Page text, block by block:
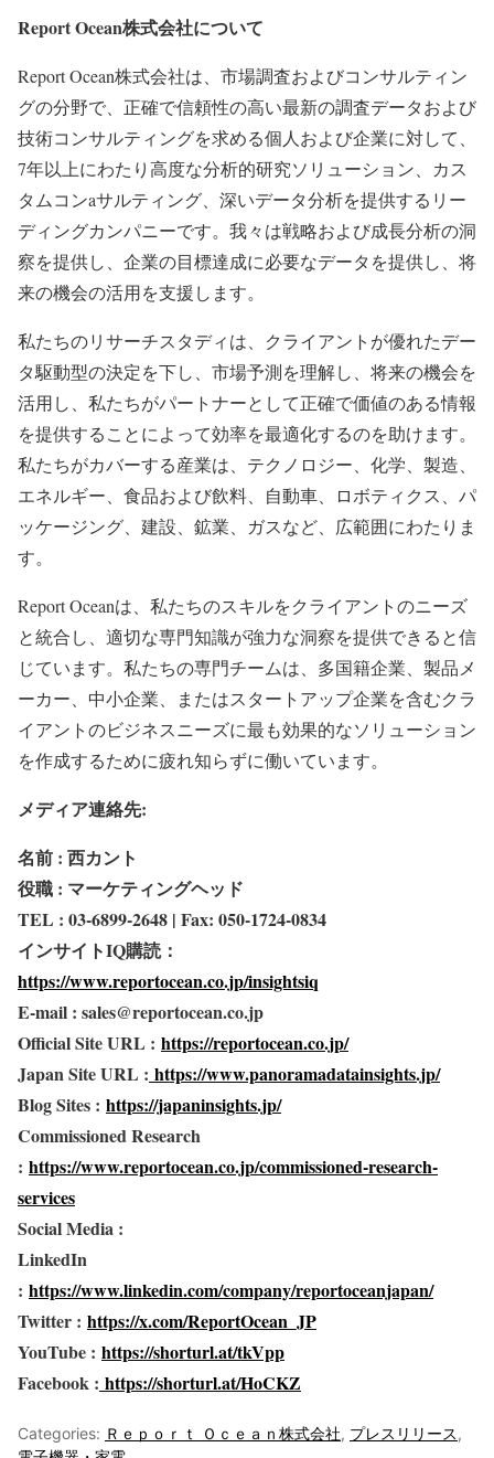
Report Ocean株式会社について
Report Ocean株式会社は、市場調査およびコンサルティン
グの分野で、正確で信頼性の高い最新の調査データおよび
技術コンサルティングを求める個人および企業に対して、
7年以上にわたり高度な分析的研究ソリューション、カス
タムコンaサルティング、深いデータ分析を提供するリー
ディングカンパニーです。我々は戦略および成長分析の洞
察を提供し、企業の目標達成に必要なデータを提供し、将
来の機会の活用を支援します。
私たちのリサーチスタディは、クライアントが優れたデー
タ駆動型の決定を下し、市場予測を理解し、将来の機会を
活用し、私たちがパートナーとして正確で価値のある情報
を提供することによって効率を最適化するのを助けます。
私たちがカバーする産業は、テクノロジー、化学、製造、
エネルギー、食品および飲料、自動車、ロボティクス、パ
ッケージング、建設、鉱業、ガスなど、広範囲にわたりま
す。
Report Oceanは、私たちのスキルをクライアントのニーズ
と統合し、適切な専門知識が強力な洞察を提供できると信
じています。私たちの専門チームは、多国籍企業、製品メ
ーカー、中小企業、またはスタートアップ企業を含むクラ
イアントのビジネスニーズに最も効果的なソリューション
を作成するために疲れ知らずに働いています。
メディア連絡先:
名前 : 西カント
役職 : マーケティングヘッド
TEL : 03-6899-2648 | Fax: 050-1724-0834
インサイトIQ購読：
https://www.reportocean.co.jp/insightsiq
E-mail : sales@reportocean.co.jp
Official Site URL : https://reportocean.co.jp/
Japan Site URL : https://www.panoramadatainsights.jp/
Blog Sites : https://japaninsights.jp/
Commissioned Research
: https://www.reportocean.co.jp/commissioned-research-
services
Social Media :
LinkedIn
: https://www.linkedin.com/company/reportoceanjapan/
Twitter : https://x.com/ReportOcean_JP
YouTube : https://shorturl.at/tkVpp
Facebook : https://shorturl.at/HoCKZ
Categories: Ｒｅｐｏｒｔ Ｏｃｅａｎ株式会社, プレスリリース,